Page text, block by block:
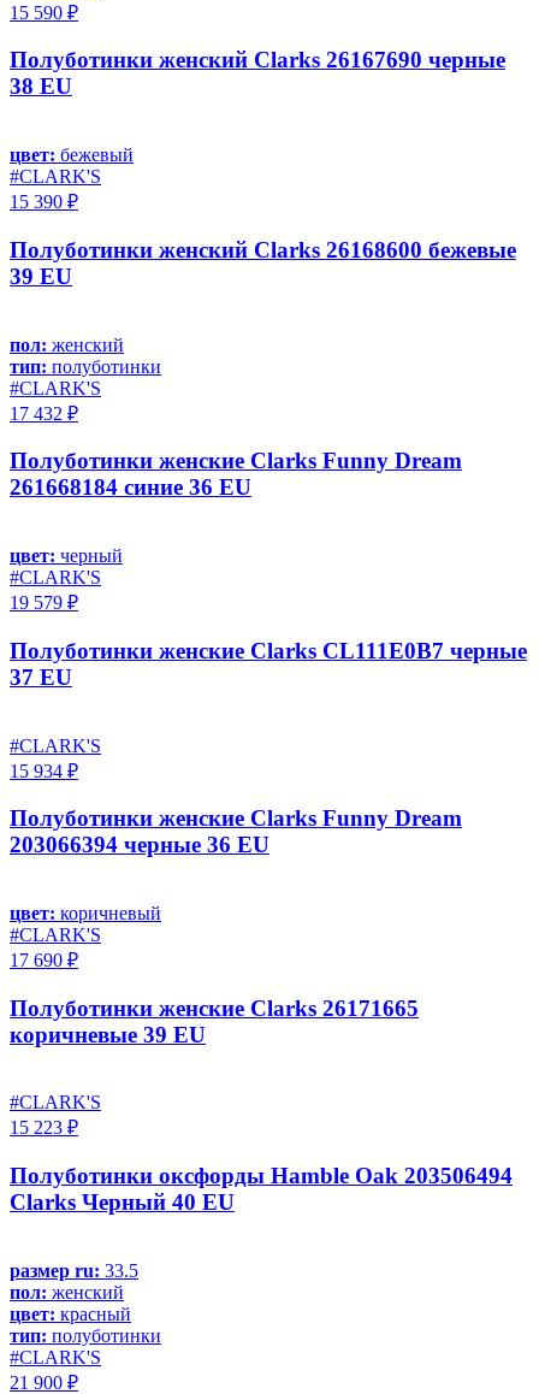
15 590 ₽
Полуботинки женский Clarks 26167690 черные
38 EU
цвет: бежевый
#CLARK'S
15 390 ₽
Полуботинки женский Clarks 26168600 бежевые
39 EU
пол: женский
тип: полуботинки
#CLARK'S
17 432 ₽
Полуботинки женские Clarks Funny Dream
261668184 синие 36 EU
цвет: черный
#CLARK'S
19 579 ₽
Полуботинки женские Clarks CL111E0B7 черные
37 EU
#CLARK'S
15 934 ₽
Полуботинки женские Clarks Funny Dream
203066394 черные 36 EU
цвет: коричневый
#CLARK'S
17 690 ₽
Полуботинки женские Clarks 26171665
коричневые 39 EU
#CLARK'S
15 223 ₽
Полуботинки оксфорды Hamble Oak 203506494
Clarks Черный 40 EU
размер ru: 33.5
пол: женский
цвет: красный
тип: полуботинки
#CLARK'S
21 900 ₽